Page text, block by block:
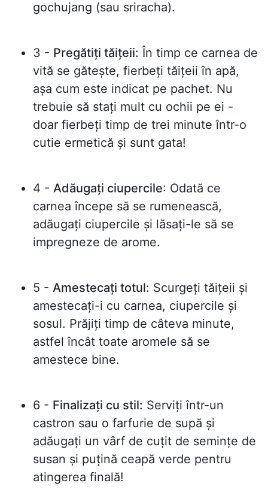
gochujang (sau sriracha).
3 - Pregătiți tăițeii: În timp ce carnea de
vită se gătește, fierbeți tăițeii în apă,
așa cum este indicat pe pachet. Nu
trebuie să stați mult cu ochii pe ei -
doar fierbeți timp de trei minute într-o
cutie ermetică și sunt gata!
4 - Adăugați ciupercile: Odată ce
carnea începe să se rumenească,
adăugați ciupercile și lăsați-le să se
impregneze de arome.
5 - Amestecați totul: Scurgeți tăițeii și
amestecați-i cu carnea, ciupercile și
sosul. Prăjiți timp de câteva minute,
astfel încât toate aromele să se
amestece bine.
6 - Finalizați cu stil: Serviți într-un
castron sau o farfurie de supă și
adăugați un vârf de cuțit de semințe de
susan și puțină ceapă verde pentru
atingerea finală!